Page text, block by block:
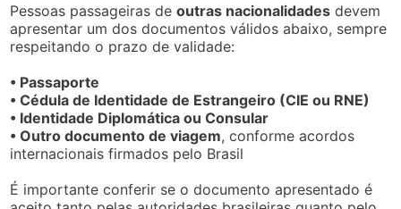
Pessoas passageiras deoutras nacionalidades devem
apresentar um dos documentos válidos abaixo, sempre
respeitando o prazo de validade:
• Passaporte
• Cédula de Identidade de Estrangeiro (CIE ou RNE)
• Identidade Diplomática ou Consular
• Outro documento de viagem, conforme acordos
internacionais firmados pelo Brasil
É importante conferir se o documento apresentado é